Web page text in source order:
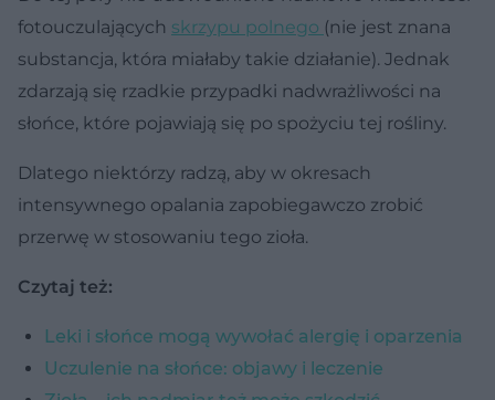
fotouczulających skrzypu polnego (nie jest znana
substancja, która miałaby takie działanie). Jednak
zdarzają się rzadkie przypadki nadwrażliwości na
słońce, które pojawiają się po spożyciu tej rośliny.
Dlatego niektórzy radzą, aby w okresach
intensywnego opalania zapobiegawczo zrobić
przerwę w stosowaniu tego zioła.
Czytaj też:
Leki i słońce mogą wywołać alergię i oparzenia
Uczulenie na słońce: objawy i leczenie